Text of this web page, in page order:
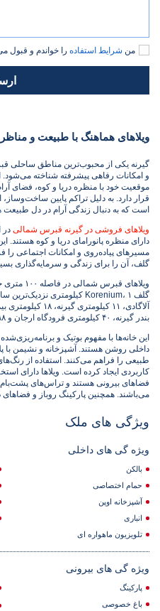
من شرایط استفاده را خواندم و قبول
ویلاهای هماهنگ با طبیعت و
گیرنه یکی از محبوب‌ترین مناطق ساحلی
و امکانات رفاهی پیشرفته شناخته می‌شود.
موقعیت خود با منظره دریا و کوه، فضای
قرار دارد. به دلیل تراکم پایین
است که به دنبال زندگی آرام در دل طبیعت
ویلاهای فروشی در گیرنه قبرس شمالی در
دارای منظره پانورامای دریا و کوه
مسیرهای پیاده‌روی و امکانات اجتماعی
گلف، آن را برای زندگی و سرمایه‌گذاری
بندر گیرنه، ۴۰ کیلومتری فرودگاه ارجان و ۸۸ کیلومتری فرودگاه لارناکا قرار دارند.
این خانه‌ها با مفهوم بوتیک و
داخلی روشن هستند. آشپزخانه و نشیمن با
طبیعی را فراهم می‌کنند. استفاده از
کاربردی ایجاد کرده است. ویلاها دارای
فضاهای بیرونی هستند و تراس‌های
می‌باشند. همچنین پارکینگ روباز و فضاهای
ویژگی های ملک
ویژه گی های داخلی
بالکن
حمام اختصاصی
آشپزخانه اوپن
انباری
تلویزیون ماهواره ای
ویژه گی های بیرونی
پارکینگ
باغ خصوصی